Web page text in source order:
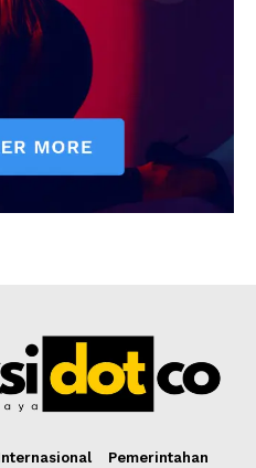
Pemerintahan